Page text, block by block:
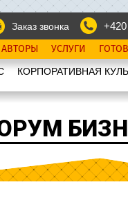
Заказ звонка
АВТОРЫ УСЛУГИ
КОРПОРАТИВНАЯ